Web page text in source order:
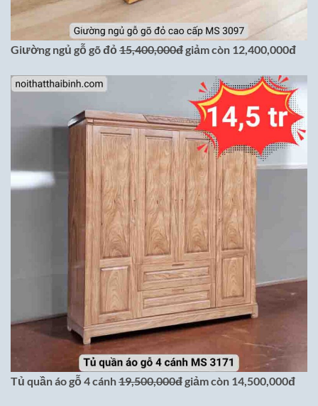
Giường ngủ gỗ gõ đỏ 15,400,000đgiảm còn 12,400,000đ
Tủ quần áo gỗ 4 cánh19,500,000đgiảm còn 14,500,000đ